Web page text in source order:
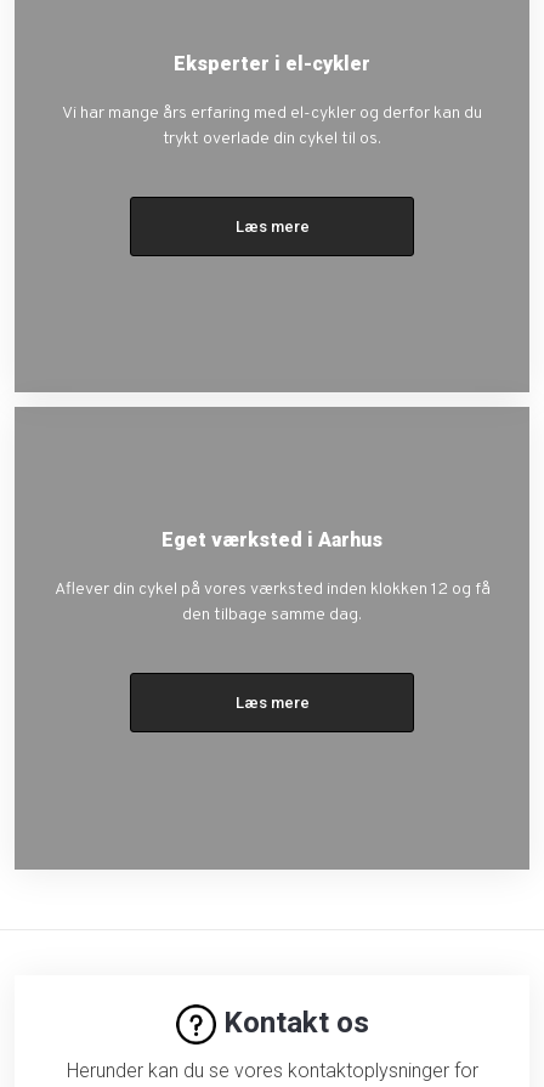
Eksperter i el-cykler
Vi har mange års erfaring med el-cykler og derfor kan du
trykt overlade din cykel til os.
Læs mere
Eget værksted i Aarhus
Aflever din cykel på vores værksted inden klokken 12 og få
den tilbage samme dag.
Læs mere​
Kontakt os
Herunder kan du se vores kontaktoplysninger for